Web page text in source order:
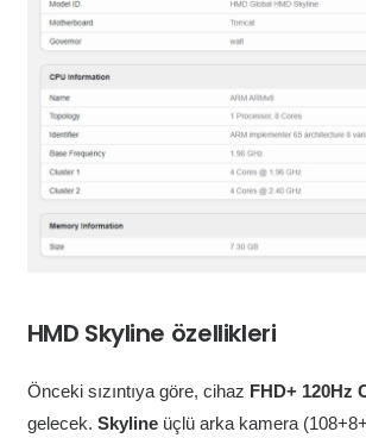
HMD Skyline özellikleri
Önceki sızıntıya göre, cihaz FHD+ 120Hz
gelecek. Skylineüçlü arka kamera